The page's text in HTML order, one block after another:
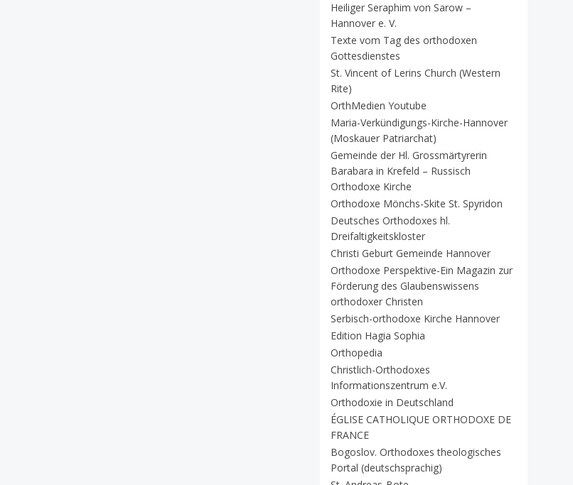
Heiliger Seraphim von Sarow –
Hannover e. V.
Texte vom Tag des orthodoxen
Gottesdienstes
St. Vincent of Lerins Church (Western
Rite)
OrthMedien Youtube
Maria-Verkündigungs-Kirche-Hannover
(Moskauer Patriarchat)
Gemeinde der Hl. Grossmärtyrerin
Barabara in Krefeld – Russisch
Orthodoxe Kirche
Orthodoxe Mönchs-Skite St. Spyridon
Deutsches Orthodoxes hl.
Dreifaltigkeitskloster
Christi Geburt Gemeinde Hannover
Orthodoxe Perspektive-Ein Magazin zur
Förderung des Glaubenswissens
orthodoxer Christen
Serbisch-orthodoxe Kirche Hannover
Edition Hagia Sophia
Orthopedia
Christlich-Orthodoxes
Informationszentrum e.V.
Orthodoxie in Deutschland
ÉGLISE CATHOLIQUE ORTHODOXE DE
FRANCE
Bogoslov. Orthodoxes theologisches
Portal (deutschsprachig)